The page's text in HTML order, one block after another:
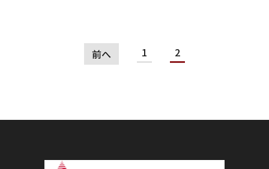
前へ 1 2